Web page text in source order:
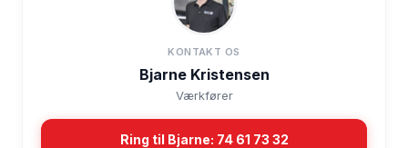
KONTAKT OS
Bjarne Kristensen
Værkfører
Ring til Bjarne: 74 61 73 32